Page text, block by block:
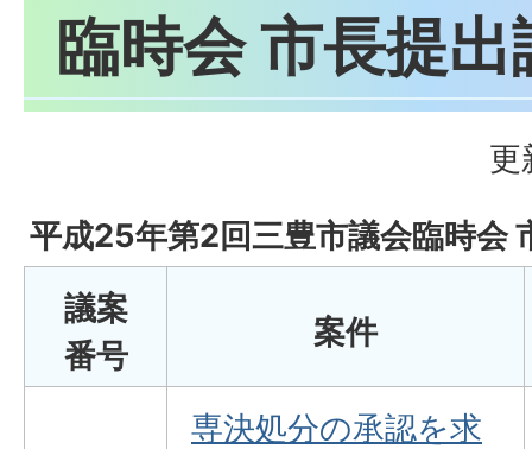
臨時会 市長提出
更
平成25年第2回三豊市議会臨時会
議案
番号
案件
専決処分の承認を求